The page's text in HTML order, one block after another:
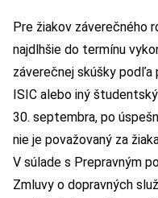
Pre žiakov záverečného
najdlhšie do termínu
záverečnej skúšky podľa
ISIC alebo iný
30. septembra, po
nie je považovaný za
V súlade s Prepravným
Zmluvy o dopravných